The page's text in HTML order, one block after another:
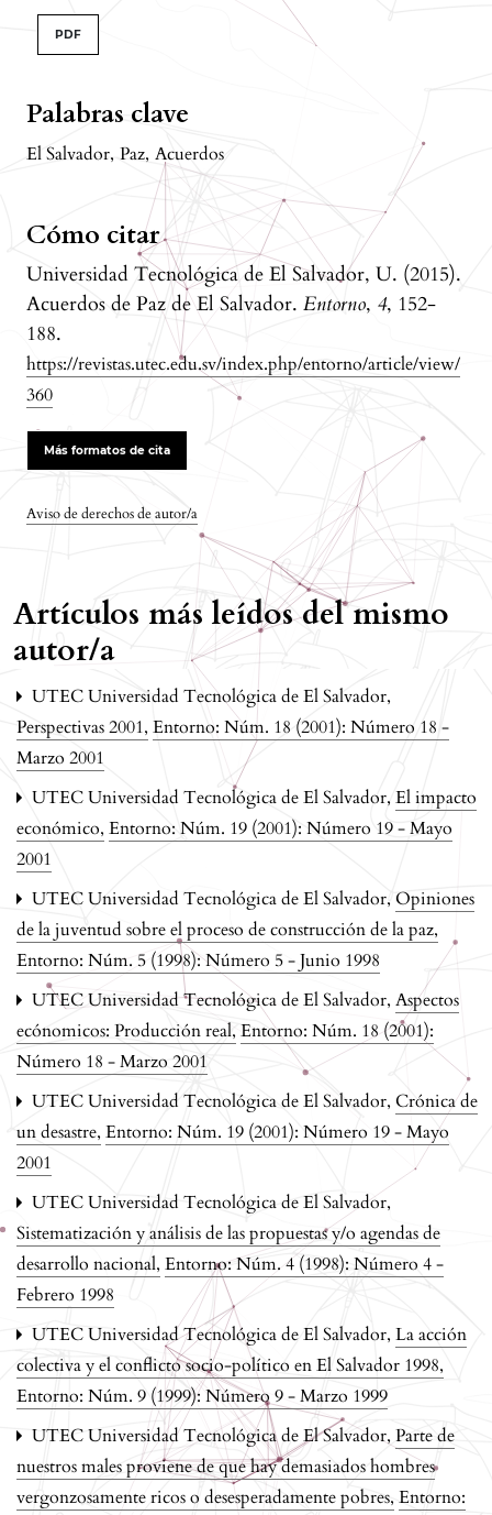
Palabras clave
El Salvador, Paz, Acuerdos
Aviso de derechos de autor/a
Cómo citar
Universidad Tecnológica de El Salvador, U. (2015).
Acuerdos de Paz de El Salvador. Entorno, 4, 152-
188.
https://revistas.utec.edu.sv/index.php/entorno/article/view/
360
Más formatos de cita
PDF
Artículos más leídos del mismo
autor/a
UTEC Universidad Tecnológica de El Salvador,
Perspectivas 2001, Entorno: Núm. 18 (2001): Número 18 -
Marzo 2001
UTEC Universidad Tecnológica de El Salvador, El impacto
económico, Entorno: Núm. 19 (2001): Número 19 - Mayo
2001
UTEC Universidad Tecnológica de El Salvador, Opiniones
de la juventud sobre el proceso de construcción de la paz,
Entorno: Núm. 5 (1998): Número 5 - Junio 1998
UTEC Universidad Tecnológica de El Salvador, Aspectos
ecónomicos: Producción real, Entorno: Núm. 18 (2001):
Número 18 - Marzo 2001
UTEC Universidad Tecnológica de El Salvador, Crónica de
un desastre, Entorno: Núm. 19 (2001): Número 19 - Mayo
2001
UTEC Universidad Tecnológica de El Salvador,
Sistematización y análisis de las propuestas y/o agendas de
desarrollo nacional, Entorno: Núm. 4 (1998): Número 4 -
Febrero 1998
UTEC Universidad Tecnológica de El Salvador, La acción
colectiva y el conflicto socio-político en El Salvador 1998,
Entorno: Núm. 9 (1999): Número 9 - Marzo 1999
UTEC Universidad Tecnológica de El Salvador, Parte de
nuestros males proviene de que hay demasiados hombres
vergonzosamente ricos o desesperadamente pobres, Entorno: